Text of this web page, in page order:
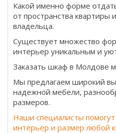
Какой именно форме
от пространства квартиры
владельца.
Существует множество
интерьер уникальным и
Заказать шкаф в Молдове
Мы предлагаем широкий
надежной мебели,
размеров.
Наши специалисты
интерьер и размер любой